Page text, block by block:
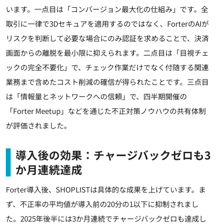
います。一点目は「コンバージョン最大化の仕組み」です。全
取引に一律で3Dセキュアを適用するのではなく、ForterのAIが
リスクを判断して必要な場合にのみ認証を求めることで、決済
画面からの離脱を最小限に抑えられます。二点目は「目視チェ
ックの完全不要化」で、チェック作業だけでなく付随する関連
業務まで含めたコスト削減の確信が得られたことです。三点目
は「情報量とネットワークへの信頼」で、四半期開催の
「Forter Meetup」などを通じた不正対策ノウハウの共有体制
が評価されました。
導入後の効果：チャージバックゼロも3
か月連続達成
Forter導入後、SHOPLISTは具体的な成果を上げています。ま
ず、不正率の平均値が導入前の20分の1以下に抑制されまし
た。2025年後半には3か月連続でチャージバックゼロも達成し